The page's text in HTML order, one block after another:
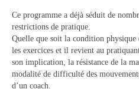
Objectifs « Loisir »
Régates
Pratiquer l’aviron
Ce programme a déjà séduit de
restrictions de pratique.
Quelle que soit la condition physique
les exercices et il revient au
son implication, la résistance de la
modalité de difficulté des
d’un coach.